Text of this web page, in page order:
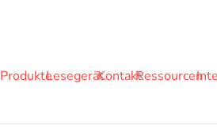
ProdukteLesegerätKontaktRessourcen